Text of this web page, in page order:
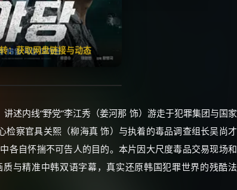
：获取网盘链接与动态
失效请反馈
🧧️
述内线“野党”李江秀（姜河那 饰）游走于犯罪集团与国家
察官具关熙（柳海真 饰）与执着的毒品调查组长吴尚才
各自怀揣不可告人的目的。本片因大尺度毒品交易现场和
与精准中韩双语字幕，真实还原韩国犯罪世界的残酷法